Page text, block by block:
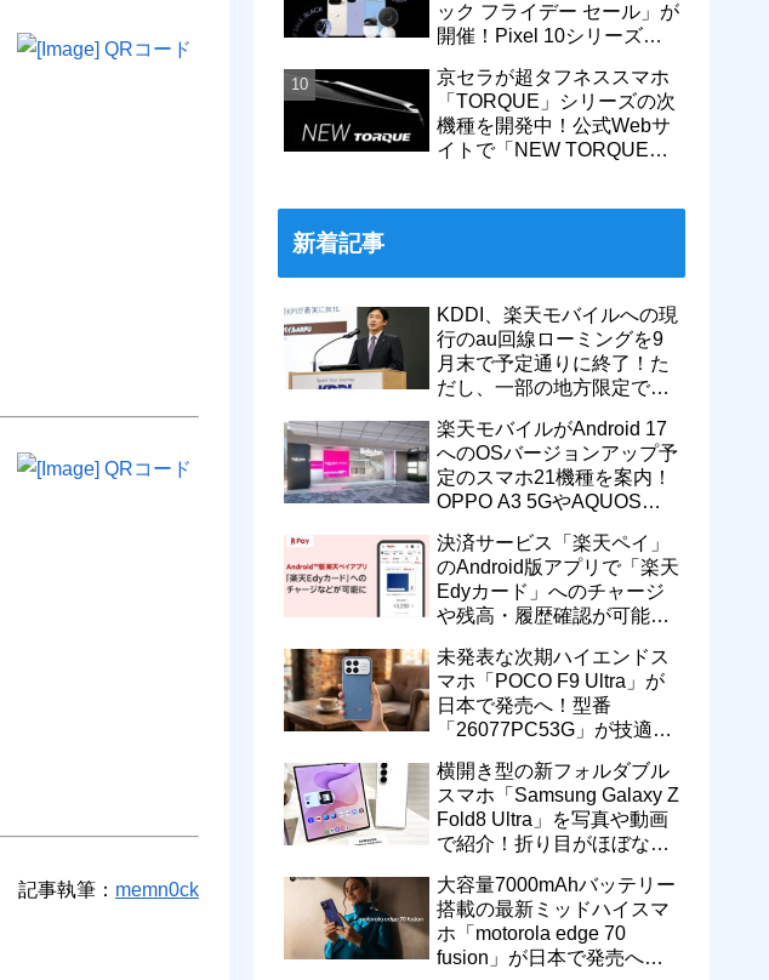
記事執筆： memn0ck
ック フライデー セール」が
開催！Pixel 10シリーズや
に
京セラが超タフネススマホ
「TORQUE」シリーズの次
機種を開発中！公式Webサ
イトで「NEW TORQUE」
新着記事
KDDI、楽天モバイルへの現
行のau回線ローミングを9
月末で予定通りに終了！た
だし、一部の地方限定で一
持に協力へ
楽天モバイルがAndroid 17
へのOSバージョンアップ予
定のスマホ21機種を案内！
OPPO A3 5GやAQUOS
対象
決済サービス「楽天ペイ」
のAndroid版アプリで「楽天
Edyカード」へのチャージ
や残高・履歴確認が可能
交換なども
未発表な次期ハイエンドス
マホ「POCO F9 Ultra」が
日本で発売へ！型番
「26077PC53G」が技適通
テリー搭載に
横開き型の新フォルダブル
スマホ「Samsung Galaxy Z
Fold8 Ultra」を写真や動画
で紹介！折り目がほぼない
ト】
大容量7000mAhバッテリー
搭載の最新ミッドハイスマ
ホ「motorola edge 70
fusion」が日本で発売へ！